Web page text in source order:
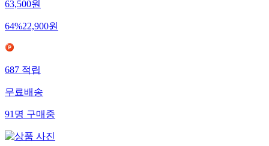
63,500원
64%22,900원
687적립
무료배송
91명구매중